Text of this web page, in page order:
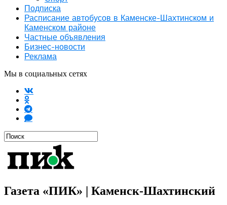
Подписка
Расписание автобусов в Каменске-Шахтинском и
Каменском районе
Частные объявления
Бизнес-новости
Реклама
Мы в социальных сетях
Газета «ПИК» | Каменск-Шахтинский